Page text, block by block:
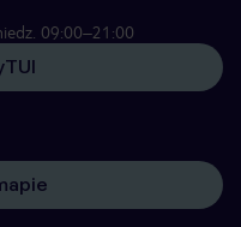
09:00–21:00